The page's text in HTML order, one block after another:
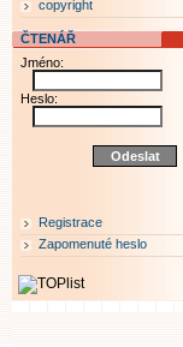
copyright
ČTENÁŘ
Jméno:
Heslo:
Registrace
Zapomenuté heslo